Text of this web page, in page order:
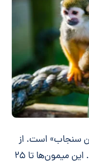
سنجاب» است. از
نظر هوش، اون‌ها مثل یک کودک نوپا هستند. این میمون‌ها تا ۲۵